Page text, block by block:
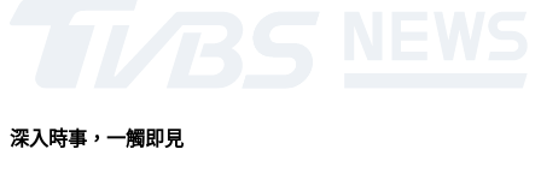
深入時事，一觸即見